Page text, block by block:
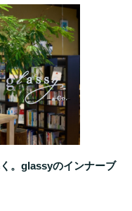
。glassyのインナーブ